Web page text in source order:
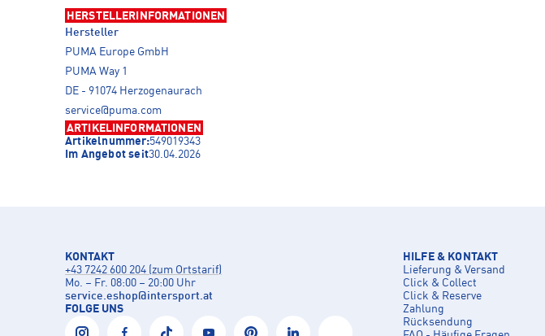
HERSTELLERINFORMATIONEN
Hersteller
PUMA Europe GmbH
PUMA Way 1
DE - 91074 Herzogenaurach
service@puma.com
ARTIKELINFORMATIONEN
Artikelnummer:549019343
Im Angebot seit30.04.2026
KONTAKT
+43 7242 600 204 (zum Ortstarif)
Mo. – Fr. 08:00 – 20:00 Uhr
service.eshop@intersport.at
FOLGE UNS
HILFE & KONTAKT
Lieferung & Versand
Click & Collect
Click & Reserve
Zahlung
Rücksendung